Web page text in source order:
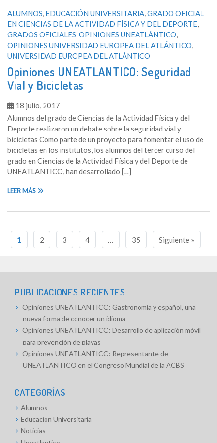
ALUMNOS, EDUCACIÓN UNIVERSITARIA,GRADO OFICIAL
EN CIENCIAS DE LA ACTIVIDAD FÍSICA Y DEL DEPORTE,
GRADOS OFICIALES,OPINIONES UNEATLÁNTICO,
OPINIONES UNIVERSIDAD EUROPEA DEL ATLÁNTICO,
UNIVERSIDAD EUROPEA DEL ATLÁNTICO
Opiniones UNEATLANTICO: Seguridad
Vial y Bicicletas
18 julio, 2017
Alumnos del grado de Ciencias de la Actividad Física y del
Deporte realizaron un debate sobre la seguridad vial y
bicicletas Como parte de un proyecto para fomentar el uso de
bicicletas en los institutos, los alumnos del tercer curso del
grado en Ciencias de la Actividad Física y del Deporte de
UNEATLANTICO, han desarrollado […]
LEER MÁS
Navegación
de
1 2 3 4 … 35 Siguiente »
PUBLICACIONES RECIENTES
Opiniones UNEATLANTICO: Gastronomía y español, una
nueva forma de conocer un idioma
Opiniones UNEATLANTICO: Desarrollo de aplicación móvil
para prevención de playas
Opiniones UNEATLANTICO: Representante de
UNEATLANTICO en el Congreso Mundial de la ACBS
CATEGORÍAS
Alumnos
Educación Universitaria
Noticias